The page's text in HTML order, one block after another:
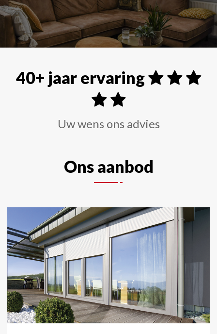
40+ jaar ervaring
Uw wens ons advies
Ons aanbod